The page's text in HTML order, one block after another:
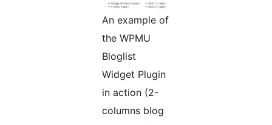
An example of
the WPMU
Bloglist
Widget Plugin
in action (2-
columns blog